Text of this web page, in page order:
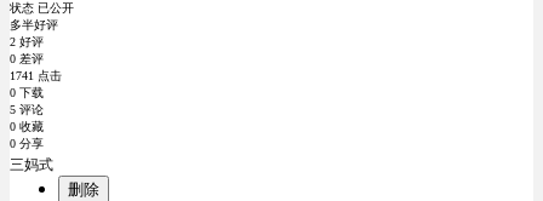
状态 已公开
多半好评
2 好评
0 差评
1741 点击
0 下载
5 评论
0 收藏
0 分享
三妈式
删除